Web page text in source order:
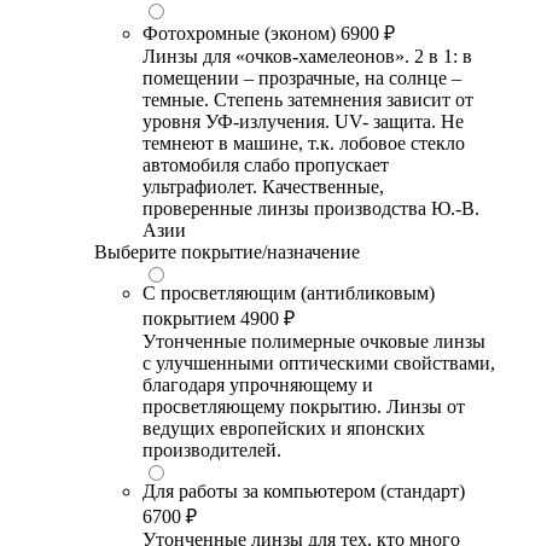
Фотохромные (эконом) 6900 ₽
Линзы для «очков-хамелеонов». 2 в 1: в
помещении – прозрачные, на солнце –
темные. Степень затемнения зависит от
уровня УФ-излучения. UV- защита. Не
темнеют в машине, т.к. лобовое стекло
автомобиля слабо пропускает
ультрафиолет. Качественные,
проверенные линзы производства Ю.-В.
Азии
Выберите покрытие/назначение
С просветляющим (антибликовым)
покрытием 4900 ₽
Утонченные полимерные очковые линзы
с улучшенными оптическими свойствами,
благодаря упрочняющему и
просветляющему покрытию. Линзы от
ведущих европейских и японских
производителей.
Для работы за компьютером (стандарт)
6700 ₽
Утонченные линзы для тех, кто много